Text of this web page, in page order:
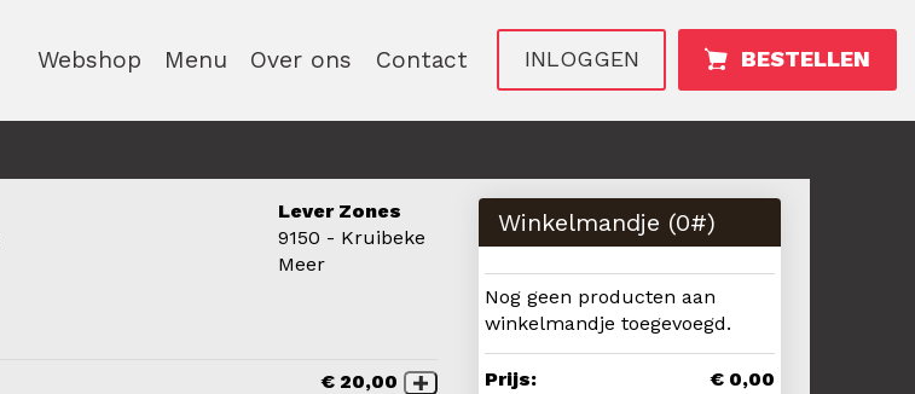
Webshop Menu Over ons Contact INLOGGEN BESTELLEN
Lever Zones
9150 - Kruibeke
Meer
€ 20,00
Winkelmandje (0#)
Nog geen producten aan
winkelmandje toegevoegd.
Prijs: € 0,00